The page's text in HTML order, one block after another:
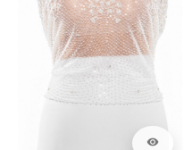
visibility